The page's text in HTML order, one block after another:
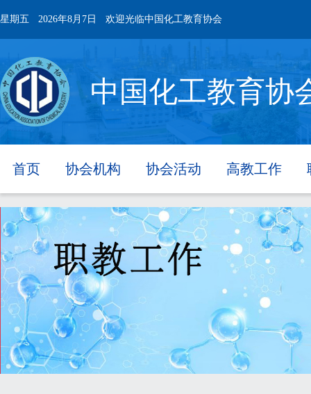
星期五 2026年8月7日 欢迎光临中国化工教育协会
中国化工教育协
首页 协会机构 协会活动 高教工作